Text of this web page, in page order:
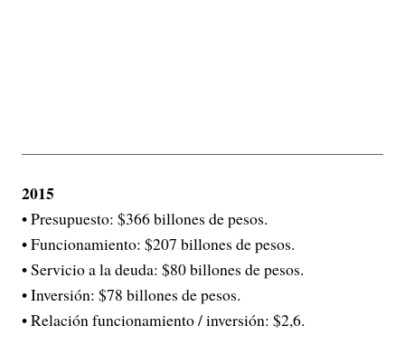
2015
• Presupuesto: $366 billones de pesos.
• Funcionamiento: $207 billones de pesos.
• Servicio a la deuda: $80 billones de pesos.
• Inversión: $78 billones de pesos.
• Relación funcionamiento / inversión: $2,6.